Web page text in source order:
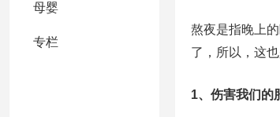
母婴
专栏
熬夜是指晚上
了，所以，这
1、伤害我们的